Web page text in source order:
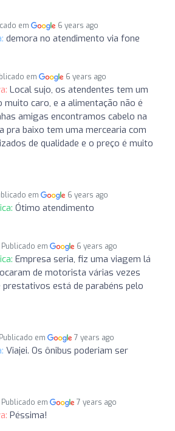
em 6 years ago
demora no atendimento via fone
em 6 years ago
Local sujo, os atendentes tem um
muito caro, e a alimentação não é
amigas encontramos cabelo na
pra baixo tem uma mercearia com
de qualidade e o preço é muito
em 6 years ago
Ótimo atendimento
Publicado em 6 years ago
Empresa seria, fiz uma viagem lá
de motorista várias vezes
está de parabéns pelo
Publicado em 7 years ago
Viajei. Os ônibus poderiam ser
Publicado em 7 years ago
Péssima!